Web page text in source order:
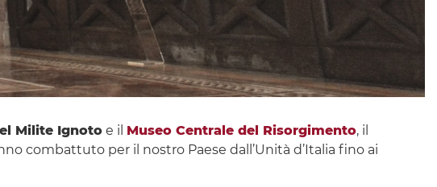
Milite Ignotoe il Museo Centrale del Risorgimento, il
combattuto per il nostro Paese dall’Unità d’Italia fino ai